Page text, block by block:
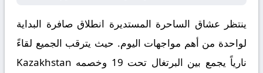
ينتظر عشاق الساحرة المستديرة انطلاق صافرة البداية
لواحدة من أهم مواجهات اليوم. حيث يترقب الجميع لقاءً
نارياً يجمع بين البرتغال تحت 19 وخصمه Kazakhstan